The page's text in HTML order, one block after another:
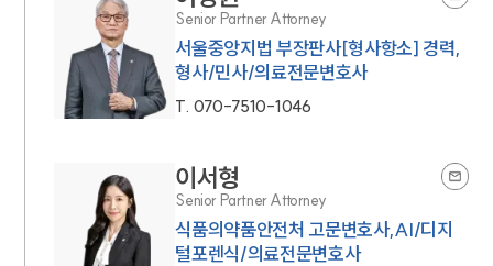
Senior Partner Attorney
서울중앙지법 부장판사[형사항소] 경력,
형사/민사/의료전문변호사
T. 070-7510-1046
이서형
Senior Partner Attorney
식품의약품안전처 고문변호사,AI/디지
털포렌식/의료전문변호사